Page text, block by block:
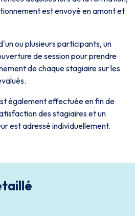
est envoyé en amont et
ou plusieurs participants, un
de session pour prendre
de chaque stagiaire sur les
également effectuée en fin de
des stagiaires et un
est adressé individuellement.